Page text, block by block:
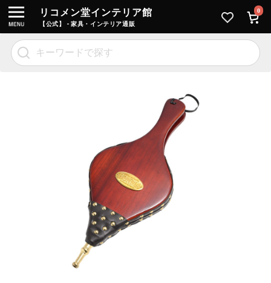
リコメン堂インテリア館
【公式】 - 家具・インテリア通販
0